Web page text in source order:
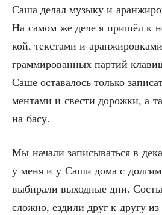
Саша делал музы­ку и
На самом же деле я при­шёл к
кой, тек­ста­ми и
грам­ми­ро­ван­ных пар­тий
Саше оста­ва­лось толь­ко
мен­та­ми и све­сти дорож­ки, а
на басу.
Мы нача­ли запи­сы­вать­ся в
у меня и у Саши дома с
выби­ра­ли выход­ные дни.
слож­но, езди­ли друг к дру­гу